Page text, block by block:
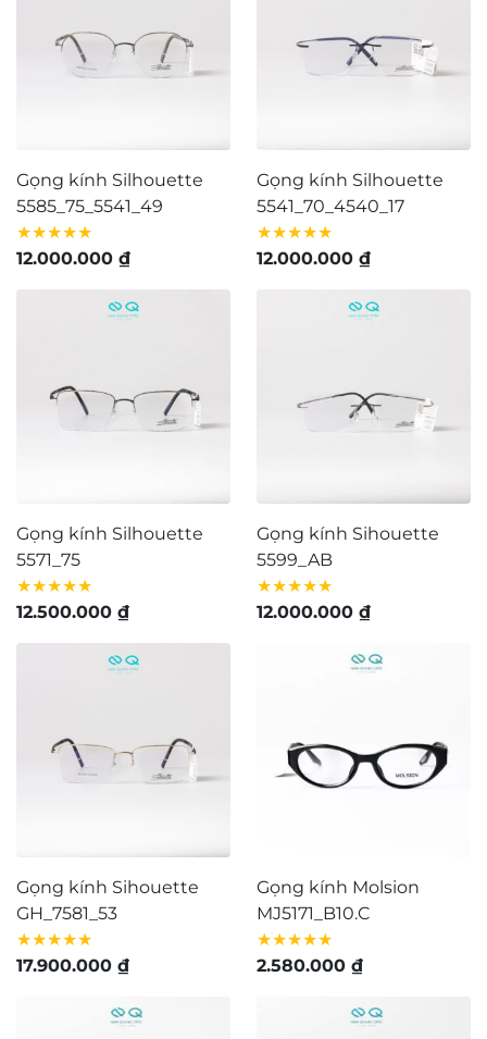
Gọng kính Silhouette
5585_75_5541_49
★★★★★
12.000.000 ₫
Gọng kính Silhouette
5541_70_4540_17
★★★★★
12.000.000 ₫
Gọng kính Silhouette
5571_75
★★★★★
12.500.000 ₫
Gọng kính Sihouette
5599_AB
★★★★★
12.000.000 ₫
Gọng kính Sihouette
GH_7581_53
★★★★★
17.900.000 ₫
Gọng kính Molsion
MJ5171_B10.C
★★★★★
2.580.000 ₫